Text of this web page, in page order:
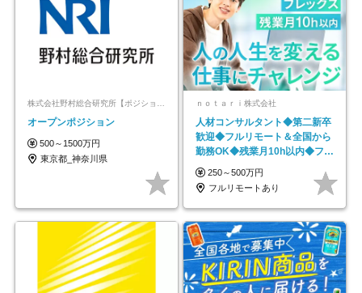
株式会社野村総合研究所【ポジションマッチ登録】
オープンポジション
500～1500万円
東京都_神奈川県
ｎｏｔａｒｉ株式会社
人材コンサルタント◆第二新卒
歓迎◆フルリモート＆全国から
勤務OK◆残業月10h以内◆フレ
ックス制
250～500万円
フルリモートあり